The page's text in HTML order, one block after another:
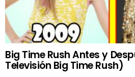
Big Time Rush Antes y
Televisión Big Time Rush)